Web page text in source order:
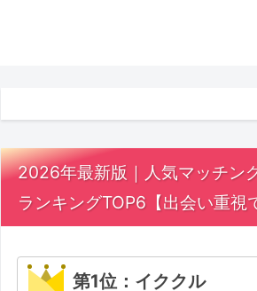
2026年最新版｜人気マッチン
ランキングTOP6【出会い重視
第1位：イククル